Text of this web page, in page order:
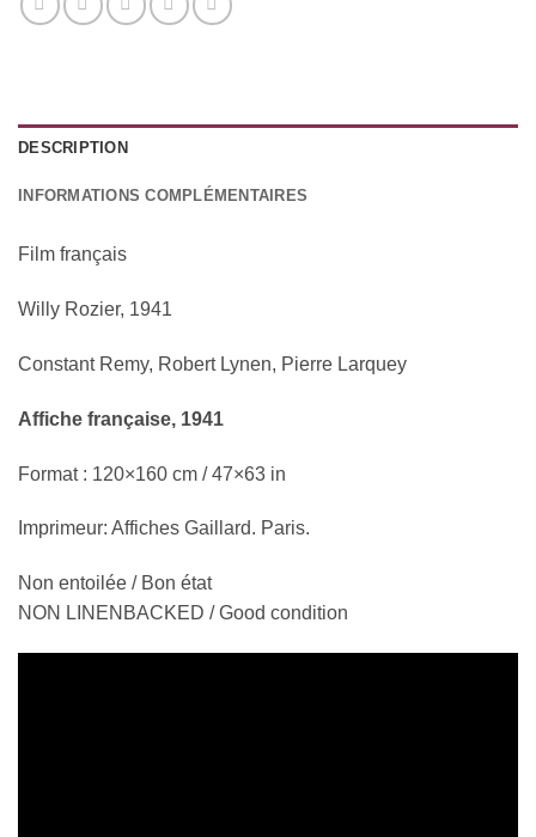
DESCRIPTION
INFORMATIONS COMPLÉMENTAIRES
Film français
Willy Rozier, 1941
Constant Remy, Robert Lynen, Pierre Larquey
Affiche française, 1941
Format : 120×160 cm / 47×63 in
Imprimeur: Affiches Gaillard. Paris.
Non entoilée / Bon état
NON LINENBACKED / Good condition